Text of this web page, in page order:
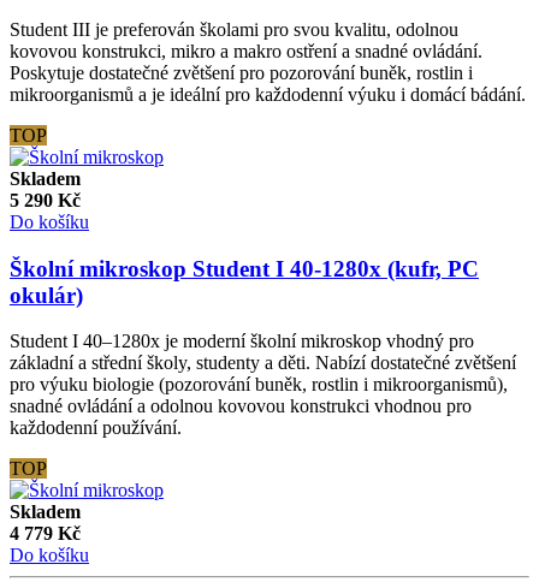
Student III je preferován školami pro svou kvalitu, odolnou
kovovou konstrukci, mikro a makro ostření a snadné ovládání.
Poskytuje dostatečné zvětšení pro pozorování buněk, rostlin i
mikroorganismů a je ideální pro každodenní výuku i domácí bádání.
TOP
Skladem
5 290 Kč
Do košíku
Školní mikroskop Student I 40-1280x (kufr, PC
okulár)
Student I 40–1280x je moderní školní mikroskop vhodný pro
základní a střední školy, studenty a děti. Nabízí dostatečné zvětšení
pro výuku biologie (pozorování buněk, rostlin i mikroorganismů),
snadné ovládání a odolnou kovovou konstrukci vhodnou pro
každodenní používání.
TOP
Skladem
4 779 Kč
Do košíku